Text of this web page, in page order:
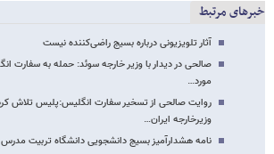
خبرهای مرتبط
آثار تلویزیونی درباره بسیج راضی‌کننده نیست
صالحی در دیدار با وزیر خارجه سوئد: حمله به سفارت
مورد…
روایت صالحی از تسخیر سفارت انگلیس:پلیس تلاش
وزیرخارجه ایران…
نامه هشدارآمیز بسیج دانشجویی دانشگاه تربیت مدرس